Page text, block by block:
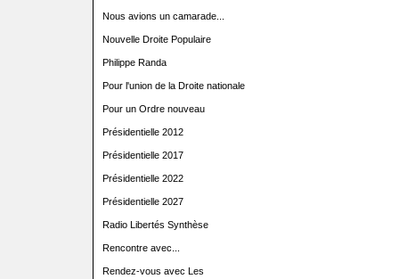
Nous avions un camarade...
Nouvelle Droite Populaire
Philippe Randa
Pour l'union de la Droite nationale
Pour un Ordre nouveau
Présidentielle 2012
Présidentielle 2017
Présidentielle 2022
Présidentielle 2027
Radio Libertés Synthèse
Rencontre avec...
Rendez-vous avec Les